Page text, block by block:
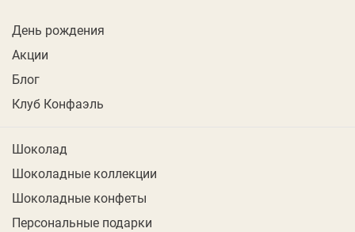
День рождения
Акции
Блог
Клуб Конфаэль
Шоколад
Шоколадные коллекции
Шоколадные конфеты
Персональные подарки